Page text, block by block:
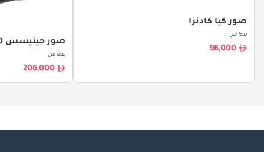
صور كيا كادنزا
بدءا من
96,000
صور جينيسس G80
بدءا من
206,000